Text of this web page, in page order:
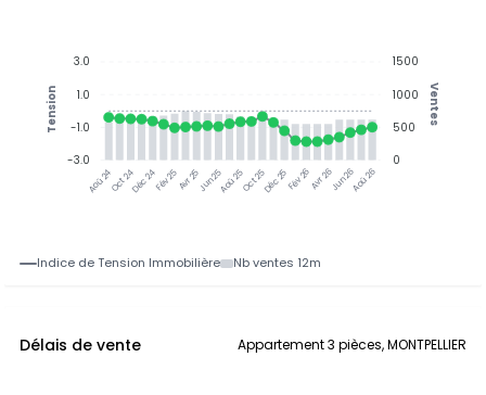
Aoû 24Oct 24Déc 24Fév 25Avr 25Jun 25Aoû 25Oct 25Déc 25Fév 26Avr 26Jun 26Aoû 26
1500
1000
500
0
Ventes
3.0
1.0
-1.0
-3.0
Tension
Indice de Tension Immobilière Nb ventes 12m
Délais de vente Appartement 3 pièces, MONTPELLIER